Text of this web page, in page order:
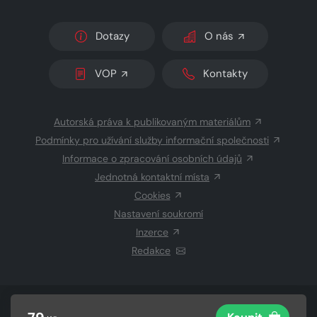
Dotazy O nás
VOP Kontakty
Autorská práva k publikovaným materiálům
Podmínky pro užívání služby informační společnosti
Informace o zpracování osobních údajů
Jednotná kontaktní místa
Cookies
Nastavení soukromí
Inzerce
Redakce
CZECH NEWS CENTER a.s.a dodavatelé